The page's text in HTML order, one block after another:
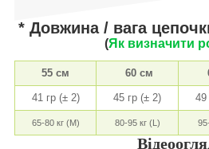
* Довжина / вага
(Як визначити
55 см 60 см
41 гр (± 2) 45 гр (± 2) 49
65-80 кг (M) 80-95 кг (L)